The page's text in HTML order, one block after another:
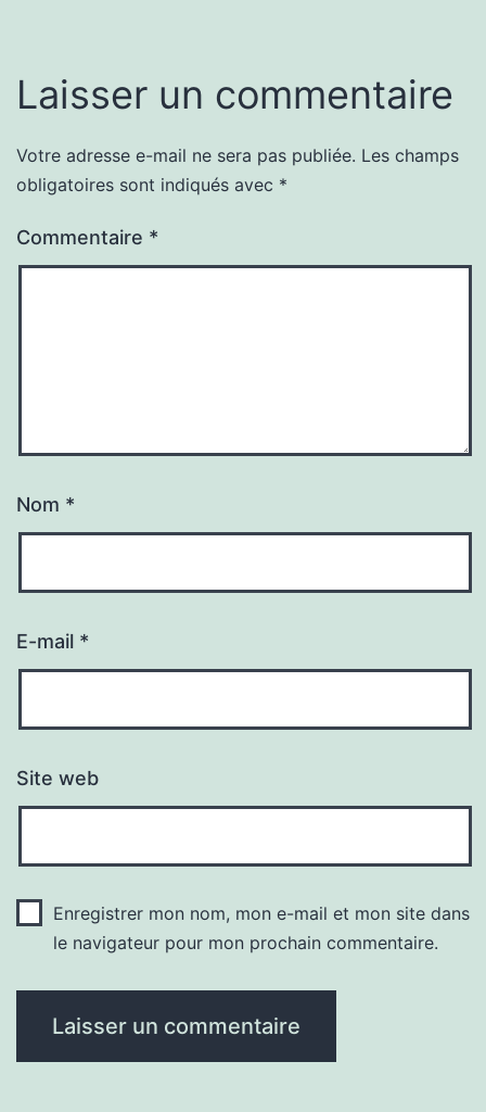
Laisser un commentaire
Votre adresse e-mail ne sera pas publiée. Les champs
obligatoires sont indiqués avec *
Commentaire *
Nom *
E-mail *
Site web
Enregistrer mon nom, mon e-mail et mon site dans
le navigateur pour mon prochain commentaire.